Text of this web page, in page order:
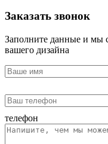
Заказать звонок
Заполните данные и мы
вашего дизайна
телефон